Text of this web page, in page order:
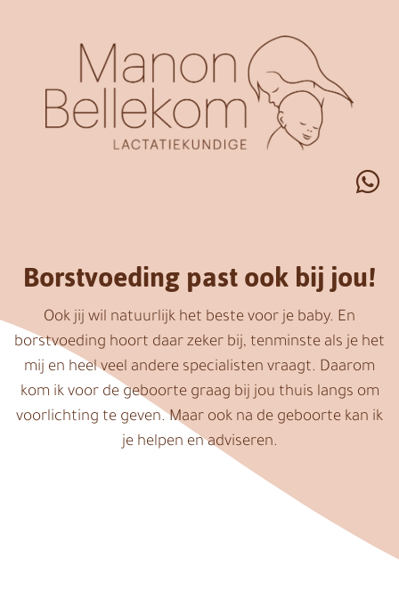
Borstvoeding past ook bij jou!
Ook jij wil natuurlijk het beste voor je baby. En
borstvoeding hoort daar zeker bij, tenminste als je het
mij en heel veel andere specialisten vraagt. Daarom
kom ik voor de geboorte graag bij jou thuis langs om
voorlichting te geven. Maar ook na de geboorte kan ik
je helpen en adviseren.